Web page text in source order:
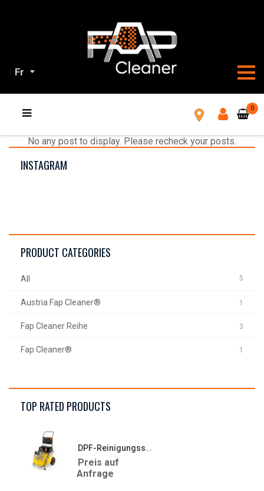
Fr
0
No any post to display. Please recheck your posts.
INSTAGRAM
PRODUCT CATEGORIES
All 5
Austria Fap Cleaner® 1
Fap Cleaner Reihe 3
Fap Cleaner® 1
TOP RATED PRODUCTS
DPF-Reinigungsstation – FAP CLEANER CCM 782E
Preis auf
Anfrage